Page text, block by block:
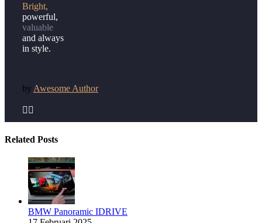
Bright,
powerful,
valuable
and always
in style.
by Awesome Author
 
Related Posts
BMW Panoramic IDRIVE